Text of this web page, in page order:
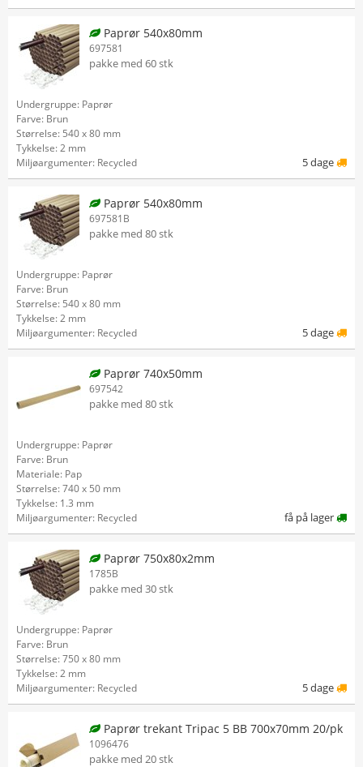
Paprør 540x80mm
697581
pakke med 60 stk
Undergruppe: Paprør
Farve: Brun
Størrelse: 540 x 80 mm
Tykkelse: 2 mm
Miljøargumenter: Recycled
5 dage
Paprør 540x80mm
697581B
pakke med 80 stk
Undergruppe: Paprør
Farve: Brun
Størrelse: 540 x 80 mm
Tykkelse: 2 mm
Miljøargumenter: Recycled
5 dage
Paprør 740x50mm
697542
pakke med 80 stk
Undergruppe: Paprør
Farve: Brun
Materiale: Pap
Størrelse: 740 x 50 mm
Tykkelse: 1.3 mm
Miljøargumenter: Recycled
få på lager
Paprør 750x80x2mm
1785B
pakke med 30 stk
Undergruppe: Paprør
Farve: Brun
Størrelse: 750 x 80 mm
Tykkelse: 2 mm
Miljøargumenter: Recycled
5 dage
Paprør trekant Tripac 5 BB 700x70mm 20/pk
1096476
pakke med 20 stk